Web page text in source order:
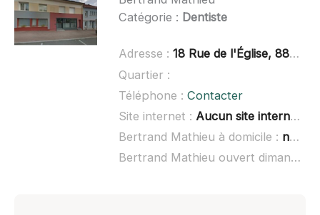
Catégorie : Dentiste
Adresse : 18 Rue de l'Église, 88250 La Bresse
Quartier :
Téléphone : Contacter
Site internet : Aucun site internet connu
Bertrand Mathieu à domicile : non renseigné
Bertrand Mathieu ouvert dimanche :